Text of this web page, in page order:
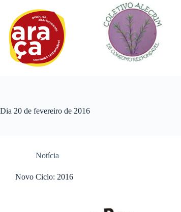
conteúdo
Dia 20 de fevereiro de 2016
Notícia
Novo Ciclo: 2016